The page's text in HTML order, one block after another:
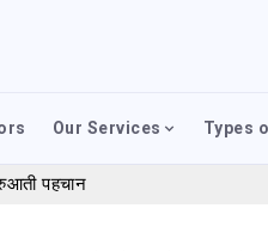
Our Services Types
पहचान